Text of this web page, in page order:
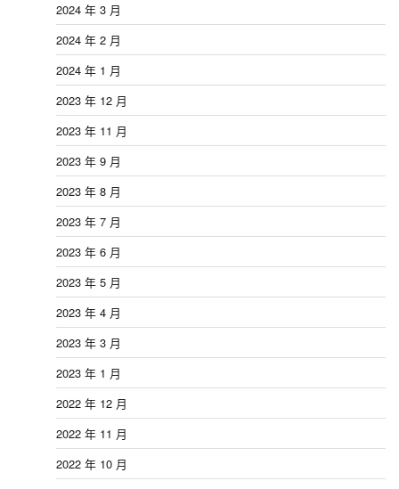
2024 年 3 月
2024 年 2 月
2024 年 1 月
2023 年 12 月
2023 年 11 月
2023 年 9 月
2023 年 8 月
2023 年 7 月
2023 年 6 月
2023 年 5 月
2023 年 4 月
2023 年 3 月
2023 年 1 月
2022 年 12 月
2022 年 11 月
2022 年 10 月